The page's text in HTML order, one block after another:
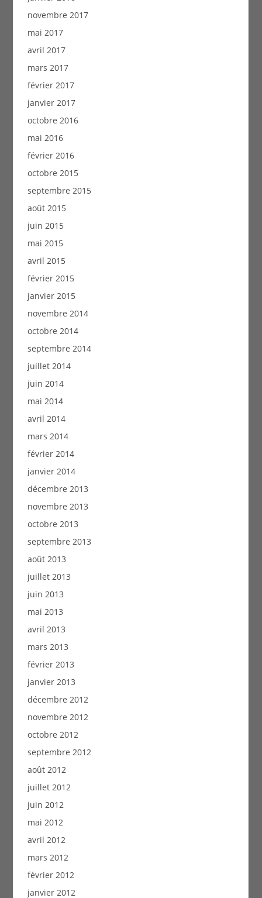
novembre 2017
mai 2017
avril 2017
mars 2017
février 2017
janvier 2017
octobre 2016
mai 2016
février 2016
octobre 2015
septembre 2015
août 2015
juin 2015
mai 2015
avril 2015
février 2015
janvier 2015
novembre 2014
octobre 2014
septembre 2014
juillet 2014
juin 2014
mai 2014
avril 2014
mars 2014
février 2014
janvier 2014
décembre 2013
novembre 2013
octobre 2013
septembre 2013
août 2013
juillet 2013
juin 2013
mai 2013
avril 2013
mars 2013
février 2013
janvier 2013
décembre 2012
novembre 2012
octobre 2012
septembre 2012
août 2012
juillet 2012
juin 2012
mai 2012
avril 2012
mars 2012
février 2012
janvier 2012